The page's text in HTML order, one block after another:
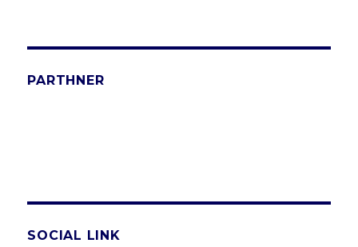
PARTHNER
SOCIAL LINK